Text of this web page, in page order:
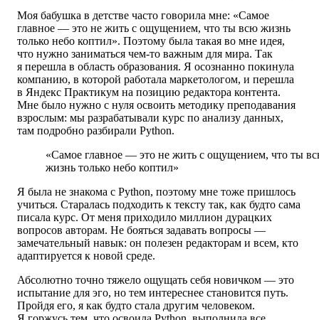
Моя бабушка в детстве часто говорила мне: «Самое
главное — это не жить с ощущением, что ты всю жизнь
только небо коптил». Поэтому была такая во мне идея,
что нужно заниматься чем-то важным для мира. Так
я перешла в область образования. Я осознанно покинула
компанию, в которой работала маркетологом, и перешла
в Яндекс Практикум на позицию редактора контента.
Мне было нужно с нуля освоить методику преподавания
взрослым: мы разрабатывали курс по анализу данных,
там подробно разбирали Python.
«Самое главное — это не жить с ощущением, что ты
жизнь только небо коптил»
Я была не знакома с Python, поэтому мне тоже пришлось
учиться. Старалась подходить к тексту так, как будто сама
писала курс. От меня приходило миллион дурацких
вопросов авторам. Не бояться задавать вопросы —
замечательный навык: он полезен редакторам и всем, кто
адаптируется к новой среде.
Абсолютно точно тяжело ощущать себя новичком — это
испытание для эго, но тем интереснее становится путь.
Пройдя его, я как будто стала другим человеком.